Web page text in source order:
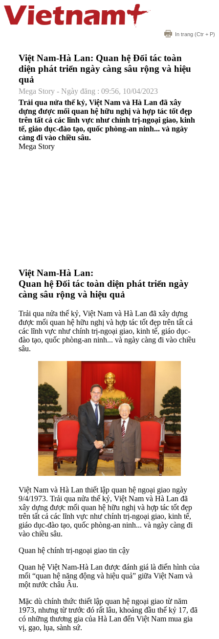
In trang (Ctr + P)
Việt Nam-Hà Lan: Quan hệ Đối tác toàn
diện phát triển ngày càng sâu rộng và hiệu
quả
Mega Story - Ngày đăng : 09:56, 10/04/2023
Trải qua nửa thế kỷ, Việt Nam và Hà Lan đã xây
dựng được mối quan hệ hữu nghị và hợp tác tốt đẹp
trên tất cả các lĩnh vực như chính trị-ngoại giao, kinh
tế, giáo dục-đào tạo, quốc phòng-an ninh... và ngày
càng đi vào chiều sâu.
Mega Story
Việt Nam-Hà Lan:
Quan hệ Đối tác toàn diện phát triển ngày
càng sâu rộng và hiệu quả
Trải qua nửa thế kỷ, Việt Nam và Hà Lan đã xây dựng
được mối quan hệ hữu nghị và hợp tác tốt đẹp trên tất cả
các lĩnh vực như chính trị-ngoại giao, kinh tế, giáo dục-
đào tạo, quốc phòng-an ninh... và ngày càng đi vào chiều
sâu.
Việt Nam và Hà Lan thiết lập quan hệ ngoại giao ngày
9/4/1973. Trải qua nửa thế kỷ, Việt Nam và Hà Lan đã
xây dựng được mối quan hệ hữu nghị và hợp tác tốt đẹp
trên tất cả các lĩnh vực như chính trị-ngoại giao, kinh tế,
giáo dục-đào tạo, quốc phòng-an ninh... và ngày càng đi
vào chiều sâu.
Quan hệ chính trị-ngoại giao tin cậy
Quan hệ Việt Nam-Hà Lan được đánh giá là điển hình của
mối “quan hệ năng động và hiệu quả” giữa Việt Nam và
một nước châu Âu.
Mặc dù chính thức thiết lập quan hệ ngoại giao từ năm
1973, nhưng từ trước đó rất lâu, khoảng đầu thế kỷ 17, đã
có những thương gia của Hà Lan đến Việt Nam mua gia
vị, gạo, lụa, sành sứ.